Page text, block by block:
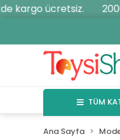
kargo ücretsiz.
TÜM
Ana Sayfa